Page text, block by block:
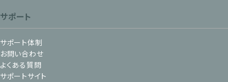
サポート
サポート体制
お問い合わせ
よくある質問
サポートサイト